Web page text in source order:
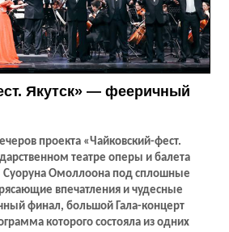
Якутск» — фееричный
проекта «Чайковский-фест.
театре оперы и балета
Омоллоона под сплошные
впечатления и чудесные
финал, большой Гала-концерт
которого состояла из одних